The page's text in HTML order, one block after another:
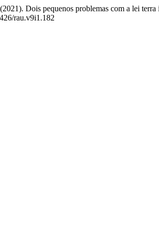
Dois pequenos problemas com a lei
rau.v9i1.182